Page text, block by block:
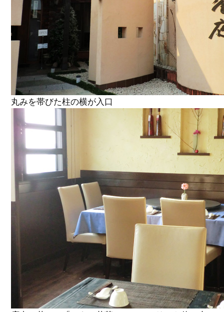
丸みを帯びた柱の横が入口